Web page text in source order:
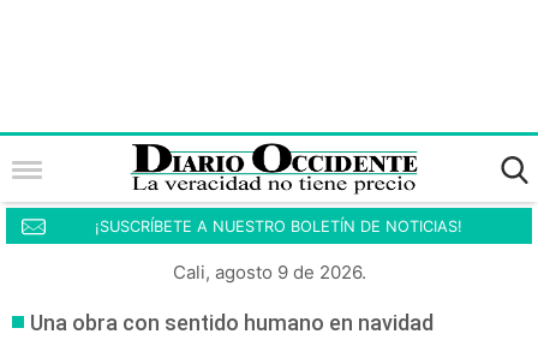
¡SUSCRÍBETE A NUESTRO BOLETÍN DE NOTICIAS!
Cali, agosto 9 de 2026.
Una obra con sentido humano en navidad